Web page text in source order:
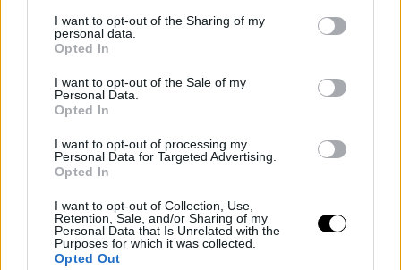
I want to opt-out of the Sharing of my
personal data.
Opted In
I want to opt-out of the Sale of my
Personal Data.
Opted In
I want to opt-out of processing my
Personal Data for Targeted Advertising.
Opted In
I want to opt-out of Collection, Use,
Retention, Sale, and/or Sharing of my
Personal Data that Is Unrelated with the
Purposes for which it was collected.
Opted Out
Máte záujem o podobný
projekt?